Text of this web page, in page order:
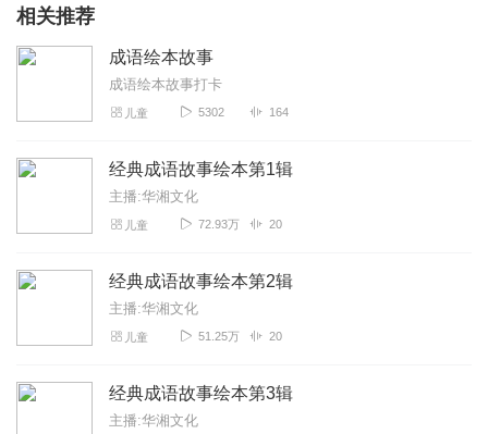
相关推荐
成语绘本故事
成语绘本故事打卡
儿童 5302 164
经典成语故事绘本第1辑
主播:华湘文化
儿童 72.93万 20
经典成语故事绘本第2辑
主播:华湘文化
儿童 51.25万 20
经典成语故事绘本第3辑
主播:华湘文化